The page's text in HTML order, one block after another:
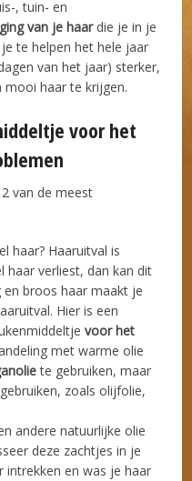
, tuin- en
van je haardie je in je
te helpen het hele jaar
van het jaar) sterker,
mooi haar te krijgen.
voor het
van de meest
haar? Haaruitval is
haar verliest, dan kan dit
en broos haar maakt je
Hier is een
voor het
met warme olie
te gebruiken, maar
zoals olijfolie,
andere natuurlijke olie
deze zachtjes in je
intrekken en was je haar